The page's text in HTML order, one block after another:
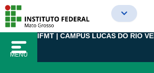
para
conteúdo
MENU
IFMT | CAMPUS LUCAS DO RIO